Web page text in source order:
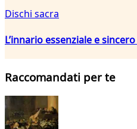
Dischi sacra
L’innario essenziale e
Raccomandati per te